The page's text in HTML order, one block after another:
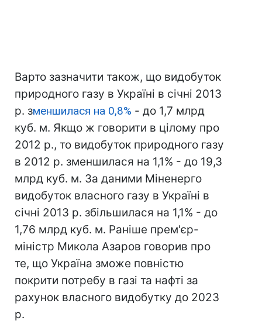
Варто зазначити також, що видобуток
природного газу в Україні в січні 2013
р. зменшилася на 0,8% - до 1,7 млрд
куб. м. Якщо ж говорити в цілому про
2012 р., то видобуток природного газу
в 2012 р. зменшилася на 1,1% - до 19,3
млрд куб. м. За даними Міненерго
видобуток власного газу в Україні в
січні 2013 р. збільшилася на 1,1% - до
1,76 млрд куб. м. Раніше прем'єр-
міністр Микола Азаров говорив про
те, що Україна зможе повністю
покрити потребу в газі та нафті за
рахунок власного видобутку до 2023
р.